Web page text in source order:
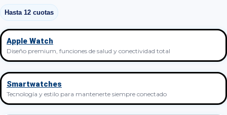
Hasta 12 cuotas
Apple Watch
Diseño premium, funciones de salud y conectividad total
Smartwatches
Tecnología y estilo para mantenerte siempre conectado